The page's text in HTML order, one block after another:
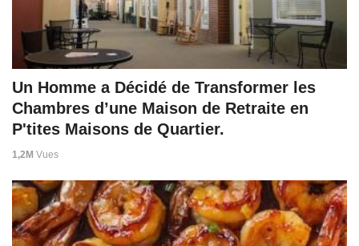
Un Homme a Décidé de Transformer les
Chambres d’une Maison de Retraite en
P'tites Maisons de Quartier.
1,2M Vues